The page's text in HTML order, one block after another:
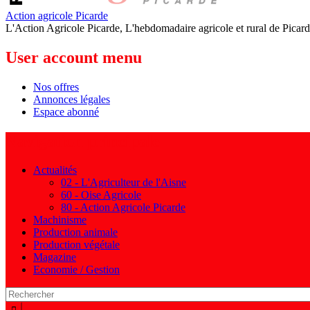
Action agricole Picarde
L'Action Agricole Picarde, L'hebdomadaire agricole et rural de
User account menu
Nos offres
Annonces légales
Espace abonné
Actualités
02 - L'Agriculteur de l'Aisne
60 - Oise Agricole
80 - Action Agricole Picarde
Machinisme
Production animale
Production végétale
Magazine
Economie / Gestion